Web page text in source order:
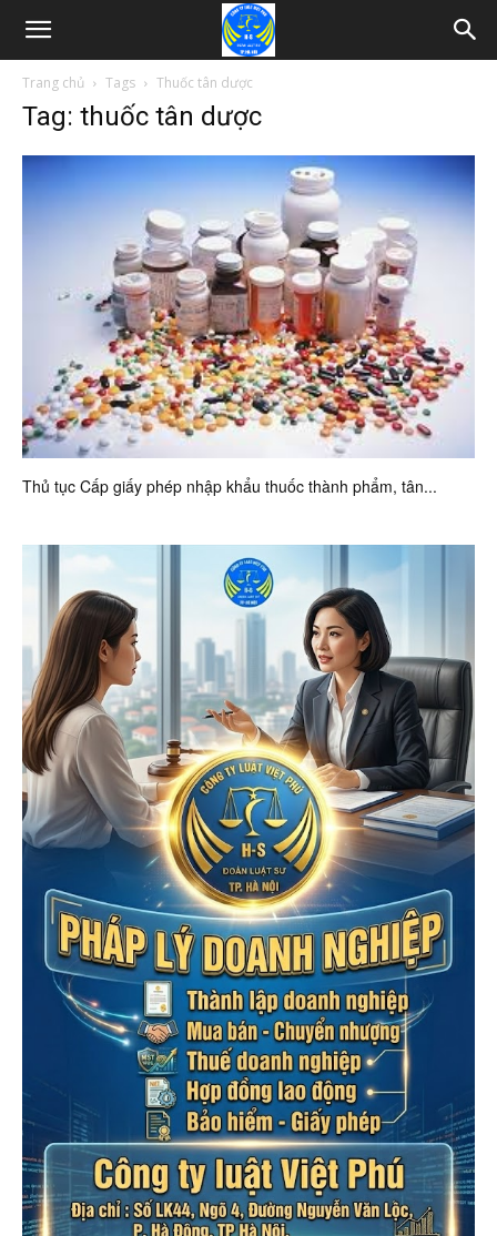
Trang chủ Tags Thuốc tân dược
Tag: thuốc tân dược
Thủ tục Cấp giấy phép nhập khẩu thuốc thành phẩm, tân...